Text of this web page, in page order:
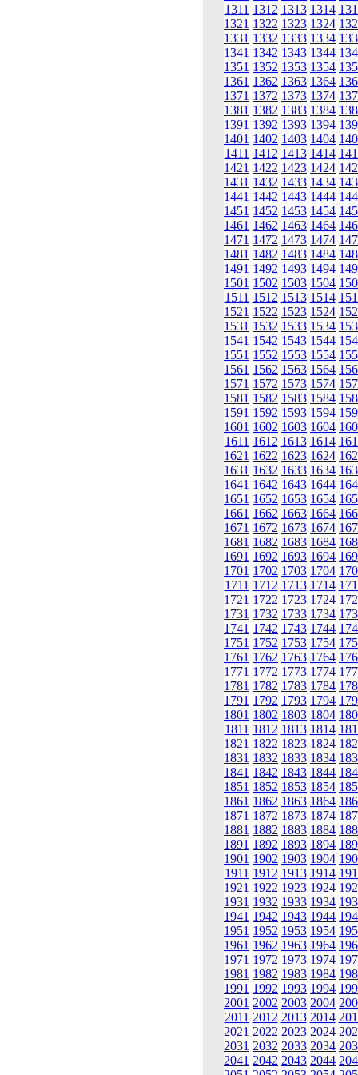
1311 1312 1313 1314
1321 1322 1323 1324
1331 1332 1333 1334
1341 1342 1343 1344
1351 1352 1353 1354
1361 1362 1363 1364
1371 1372 1373 1374
1381 1382 1383 1384
1391 1392 1393 1394
1401 1402 1403 1404
1411 1412 1413 1414
1421 1422 1423 1424
1431 1432 1433 1434
1441 1442 1443 1444
1451 1452 1453 1454
1461 1462 1463 1464
1471 1472 1473 1474
1481 1482 1483 1484
1491 1492 1493 1494
1501 1502 1503 1504
1511 1512 1513 1514
1521 1522 1523 1524
1531 1532 1533 1534
1541 1542 1543 1544
1551 1552 1553 1554
1561 1562 1563 1564
1571 1572 1573 1574
1581 1582 1583 1584
1591 1592 1593 1594
1601 1602 1603 1604
1611 1612 1613 1614
1621 1622 1623 1624
1631 1632 1633 1634
1641 1642 1643 1644
1651 1652 1653 1654
1661 1662 1663 1664
1671 1672 1673 1674
1681 1682 1683 1684
1691 1692 1693 1694
1701 1702 1703 1704
1711 1712 1713 1714
1721 1722 1723 1724
1731 1732 1733 1734
1741 1742 1743 1744
1751 1752 1753 1754
1761 1762 1763 1764
1771 1772 1773 1774
1781 1782 1783 1784
1791 1792 1793 1794
1801 1802 1803 1804
1811 1812 1813 1814
1821 1822 1823 1824
1831 1832 1833 1834
1841 1842 1843 1844
1851 1852 1853 1854
1861 1862 1863 1864
1871 1872 1873 1874
1881 1882 1883 1884
1891 1892 1893 1894
1901 1902 1903 1904
1911 1912 1913 1914
1921 1922 1923 1924
1931 1932 1933 1934
1941 1942 1943 1944
1951 1952 1953 1954
1961 1962 1963 1964
1971 1972 1973 1974
1981 1982 1983 1984
1991 1992 1993 1994
2001 2002 2003 2004
2011 2012 2013 2014
2021 2022 2023 2024
2031 2032 2033 2034
2041 2042 2043 2044